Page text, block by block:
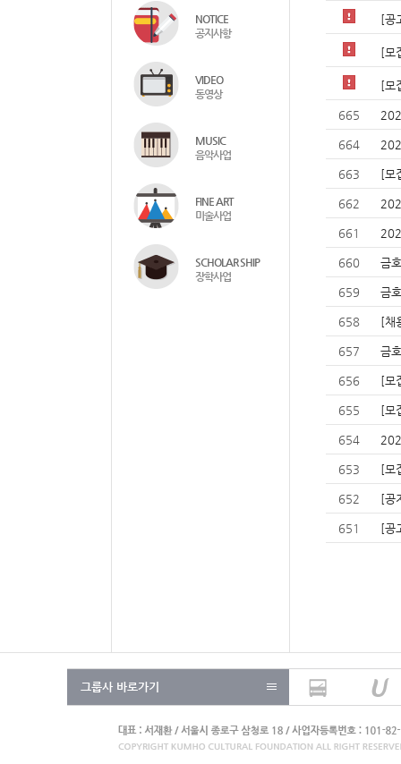
NOTICE
공지사항
VIDEO
동영상
MUSIC
음악사업
FINE ART
미술사업
SCHOLAR SHIP
장학사업
[공
[모
[모
665
664
663 [모
662
661
660 금
659 금
658 [채
657 금
656 [모
655 [모
654
653 [모
652 [공
651 [공
그룹사 바로가기